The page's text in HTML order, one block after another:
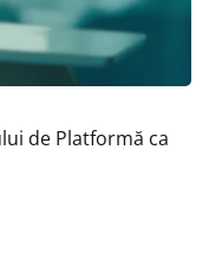
de Platformă ca